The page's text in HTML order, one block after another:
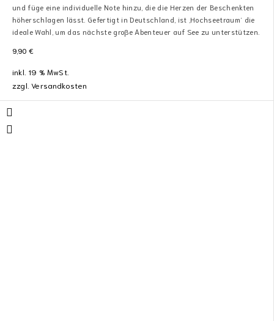
und füge eine individuelle Note hinzu, die die Herzen der Beschenkten
höherschlagen lässt. Gefertigt in Deutschland, ist ‚Hochseetraum‘ die
ideale Wahl, um das nächste große Abenteuer auf See zu unterstützen.
9,90 €
inkl. 19 % MwSt.
zzgl.Versandkosten